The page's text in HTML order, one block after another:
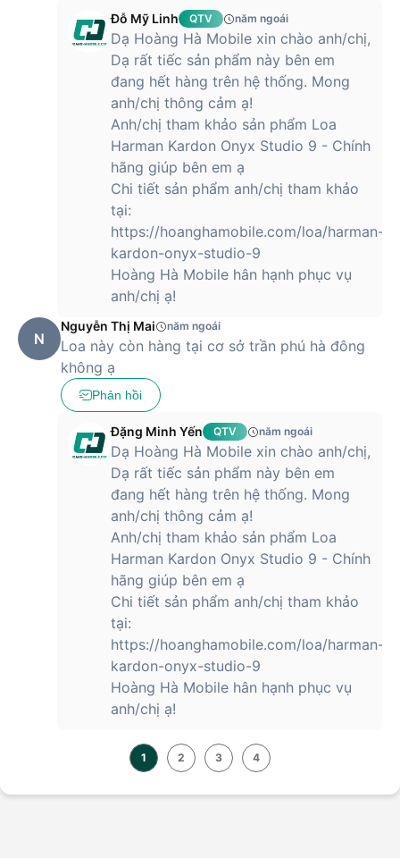
Đỗ Mỹ Linh QTV năm ngoái
Dạ Hoàng Hà Mobile xin chào anh/chị,
Dạ rất tiếc sản phẩm này bên em
đang hết hàng trên hệ thống. Mong
anh/chị thông cảm ạ!
Anh/chị tham khảo sản phẩm Loa
Harman Kardon Onyx Studio 9 - Chính
hãng giúp bên em ạ
Chi tiết sản phẩm anh/chị tham khảo
tại:
https://hoanghamobile.com/loa/harman-
kardon-onyx-studio-9
Hoàng Hà Mobile hân hạnh phục vụ
anh/chị ạ!
N
Nguyễn Thị Mai năm ngoái
Loa này còn hàng tại cơ sở trần phú hà đông
không ạ
Phản hồi
Đặng Minh Yến QTV năm ngoái
Dạ Hoàng Hà Mobile xin chào anh/chị,
Dạ rất tiếc sản phẩm này bên em
đang hết hàng trên hệ thống. Mong
anh/chị thông cảm ạ!
Anh/chị tham khảo sản phẩm Loa
Harman Kardon Onyx Studio 9 - Chính
hãng giúp bên em ạ
Chi tiết sản phẩm anh/chị tham khảo
tại:
https://hoanghamobile.com/loa/harman-
kardon-onyx-studio-9
Hoàng Hà Mobile hân hạnh phục vụ
anh/chị ạ!
1 2 3 4